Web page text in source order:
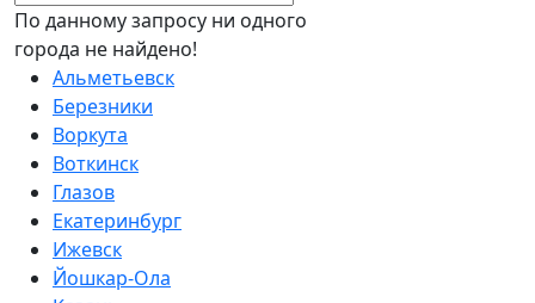
По данному запросу ни одного
города не найдено!
Альметьевск
Березники
Воркута
Воткинск
Глазов
Екатеринбург
Ижевск
Йошкар-Ола